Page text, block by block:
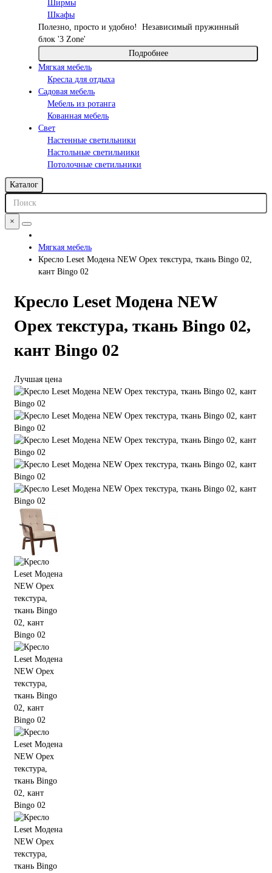
Ширмы
Шкафы
Полезно, просто и удобно!
Независимый пружинный
блок '3 Zone'
Подробнее
Мягкая мебель
Кресла для отдыха
Садовая мебель
Мебель из ротанга
Кованная мебель
Свет
Настенные светильники
Настольные светильники
Потолочные светильники
Каталог
×
Мягкая мебель
Кресло Leset Модена NEW Орех текстура, ткань Bingo 02,
кант Bingo 02
Кресло Leset Модена NEW
Орех текстура, ткань Bingo 02,
кант Bingo 02
Лучшая цена